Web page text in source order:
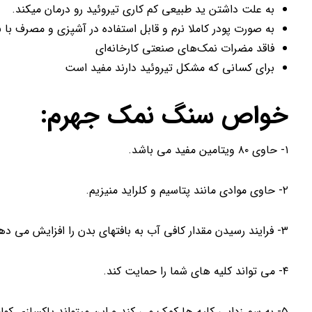
به علت داشتن ید طبیعی کم کاری تیروئید رو درمان میکند.
به صورت پودر کاملا نرم و قابل استفاده در آشپزی و مصرف با
فاقد مضرات نمک‌های صنعتی کارخانه‌ای
برای کسانی که مشکل تیروئید دارند مفید است
خواص سنگ نمک جهرم:
۱- حاوی ۸۰ ویتامین مفید می باشد.
۲- حاوی موادی مانند پتاسیم و کلراید منیزیم.
۳- فرایند رسیدن مقدار کافی آب به بافتهای بدن را افزایش می دهد.
۴- می تواند کلیه های شما را حمایت کند.